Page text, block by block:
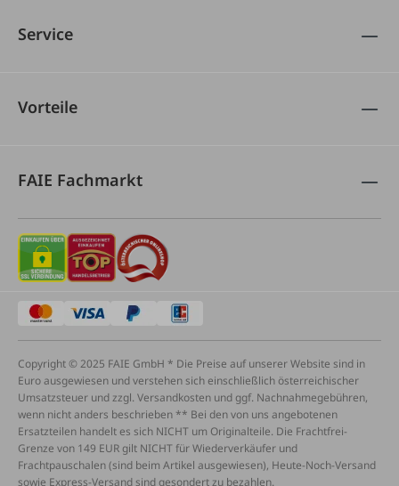
Service
Vorteile
FAIE Fachmarkt
Copyright © 2025 FAIE GmbH * Die Preise auf unserer Website sind in
Euro ausgewiesen und verstehen sich einschließlich österreichischer
Umsatzsteuer und zzgl. Versandkosten und ggf. Nachnahmegebühren,
wenn nicht anders beschrieben ** Bei den von uns angebotenen
Ersatzteilen handelt es sich NICHT um Originalteile. Die Frachtfrei-
Grenze von 149 EUR gilt NICHT für Wiederverkäufer und
Frachtpauschalen (sind beim Artikel ausgewiesen), Heute-Noch-Versand
sowie Express-Versand sind gesondert zu bezahlen.